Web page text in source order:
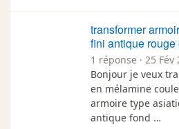
transformer
fini antique rouge
1 réponse · 25
Bonjour je veux
en mélamine
armoire type
antique fond …